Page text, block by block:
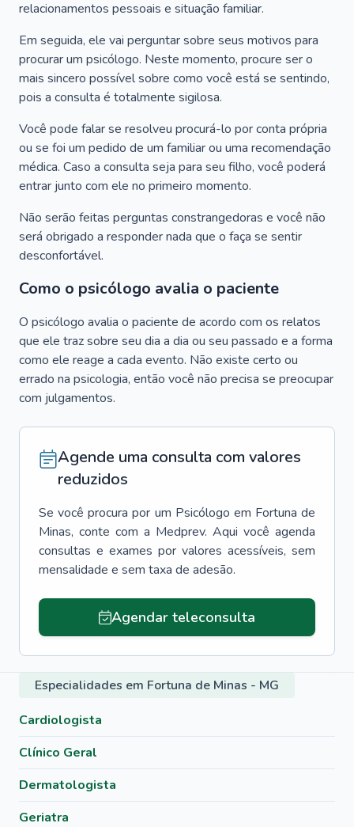
relacionamentos pessoais e situação familiar.
Em seguida, ele vai perguntar sobre seus motivos para
procurar um psicólogo. Neste momento, procure ser o
mais sincero possível sobre como você está se sentindo,
pois a consulta é totalmente sigilosa.
Você pode falar se resolveu procurá-lo por conta própria
ou se foi um pedido de um familiar ou uma recomendação
médica. Caso a consulta seja para seu filho, você poderá
entrar junto com ele no primeiro momento.
Não serão feitas perguntas constrangedoras e você não
será obrigado a responder nada que o faça se sentir
desconfortável.
Como o psicólogo avalia o paciente
O psicólogo avalia o paciente de acordo com os relatos
que ele traz sobre seu dia a dia ou seu passado e a forma
como ele reage a cada evento. Não existe certo ou
errado na psicologia, então você não precisa se preocupar
com julgamentos.
Agende uma consulta com valores
reduzidos
Se você procura por um Psicólogo em Fortuna de
Minas, conte com a Medprev. Aqui você agenda
consultas e exames por valores acessíveis, sem
mensalidade e sem taxa de adesão.
Agendar teleconsulta
Especialidades em Fortuna de Minas - MG
Cardiologista
Clínico Geral
Dermatologista
Geriatra